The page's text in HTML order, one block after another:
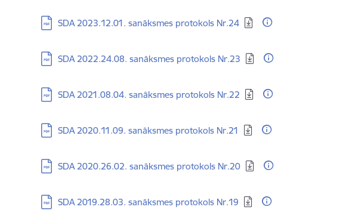
Lejupielādēt:
SDA 2023.12.01. sanāksmes protokols Nr.24
Lejupielādēt:
SDA 2022.24.08. sanāksmes protokols Nr.23
Lejupielādēt:
SDA 2021.08.04. sanāksmes protokols Nr.22
Lejupielādēt:
SDA 2020.11.09. sanāksmes protokols Nr.21
Lejupielādēt:
SDA 2020.26.02. sanāksmes protokols Nr.20
Lejupielādēt:
SDA 2019.28.03. sanāksmes protokols Nr.19